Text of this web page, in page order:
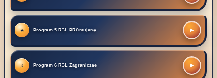
Program 5 RGL PROmujemy ▶
Program 6 RGL Zagraniczne ▶